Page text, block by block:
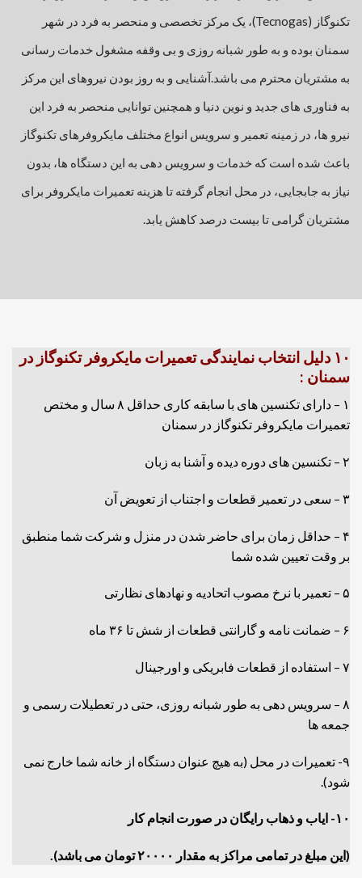
تکنوگاز (Tecnogas)، یک مرکز تخصصی و منحصر به فرد در شهر
سمنان بوده و به طور شبانه روزی و بی وقفه مشغول خدمات رسانی
به مشتریان محترم می باشد.آشنایی و به روز بودن نیروهای این مرکز
به فناوری های جدید و نوین دنیا و همچنین توانایی منحصر به فرد این
نیرو ها، در زمینه تعمیر و سرویس انواع مختلف مایکروفرهای تکنوگاز
باعث شده است که خدمات و سرویس دهی به این دستگاه ها، بدون
نیاز به جابجایی، در محل انجام گرفته تا هزینه تعمیرات مایکروفر برای
مشتریان گرامی تا بیست درصد کاهش یابد.
۱۰ دلیل انتخاب نمایندگی تعمیرات مایکروفر تکنوگاز در
سمنان :
۱ – دارای تکنسین های با سابقه کاری حداقل ۸ سال و مختص
تعمیرات مایکروفر تکنوگاز در سمنان
۲ – تکنسین های دوره دیده و آشنا به زبان
۳ – سعی در تعمیر قطعات و اجتناب از تعویض آن
۴ – حداقل زمان برای حاضر شدن در منزل و شرکت شما منطبق
بر وقت تعیین شده شما
۵ – تعمیر با نرخ مصوب اتحادیه و نهادهای نظارتی
۶ – ضمانت نامه و گارانتی قطعات از شش تا ۳۶ ماه
۷ – استفاده از قطعات فابریکی و اورجینال
۸ – سرویس دهی به طور شبانه روزی، حتی در تعطیلات رسمی و
جمعه ها
۹- تعمیرات در محل (به هیچ عنوان دستگاه از خانه شما خارج نمی
شود).
۱۰- ایاب و ذهاب رایگان در صورت انجام کار
(این مبلغ در تمامی مراکز به مقدار ۲۰۰۰۰ تومان می باشد).